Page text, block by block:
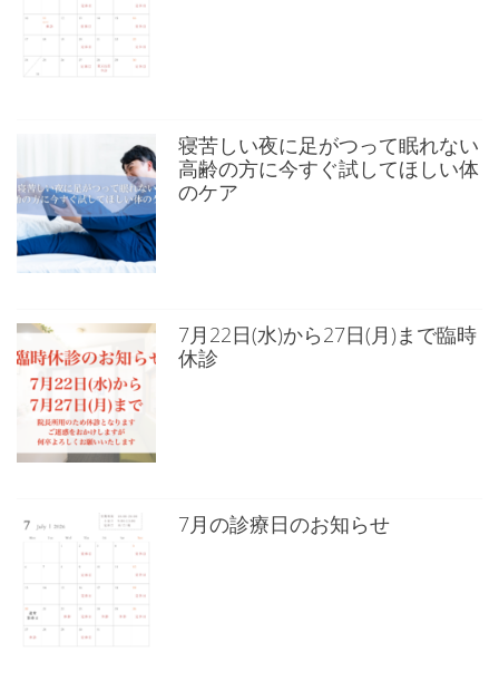
寝苦しい夜に足がつって眠れない
高齢の方に今すぐ試してほしい体
のケア
7月22日(水)から27日(月)まで臨時
休診
7月の診療日のお知らせ